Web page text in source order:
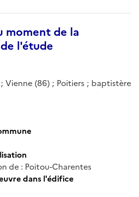
moment de la
l'étude
Vienne (86) ; Poitiers ; baptistère
de : Poitou-Charentes
dans l'édifice